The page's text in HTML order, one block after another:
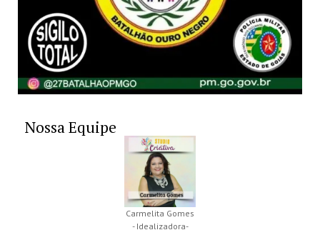
Nossa Equipe
Carmelita Gomes
- Idealizadora-